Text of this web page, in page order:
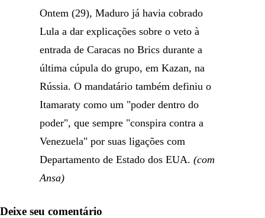
Ontem (29), Maduro já havia cobrado
Lula a dar explicações sobre o veto à
entrada de Caracas no Brics durante a
última cúpula do grupo, em Kazan, na
Rússia. O mandatário também definiu o
Itamaraty como um "poder dentro do
poder", que sempre "conspira contra a
Venezuela" por suas ligações com
Departamento de Estado dos EUA.(com
Ansa)
Deixe seu comentário